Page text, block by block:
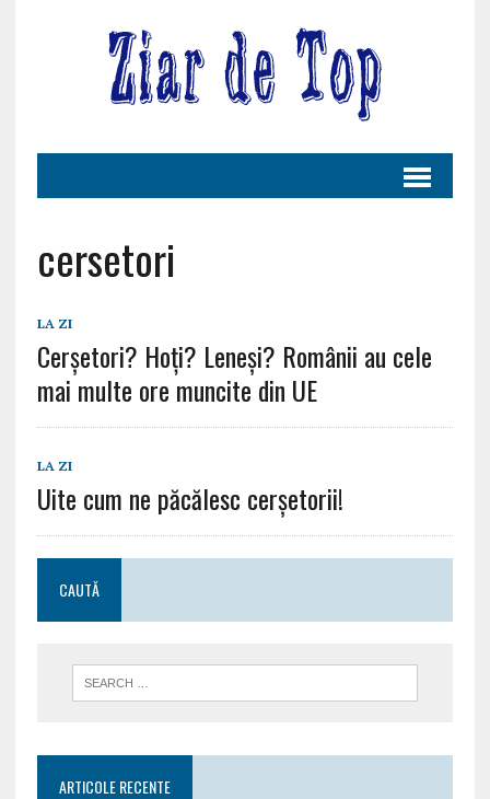
cersetori
LA ZI
Cerșetori? Hoți? Leneși? Românii au cele
mai multe ore muncite din UE
LA ZI
Uite cum ne păcălesc cerșetorii!
CAUTĂ
ARTICOLE RECENTE